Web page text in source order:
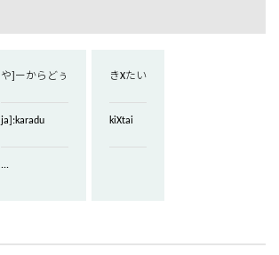
や]ーからどぅ
ja]:karadu
...
きXたい
kiXtai